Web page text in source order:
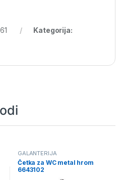
Kategorija:
GALANTERIJA
Četka za WC metal hrom
6643102